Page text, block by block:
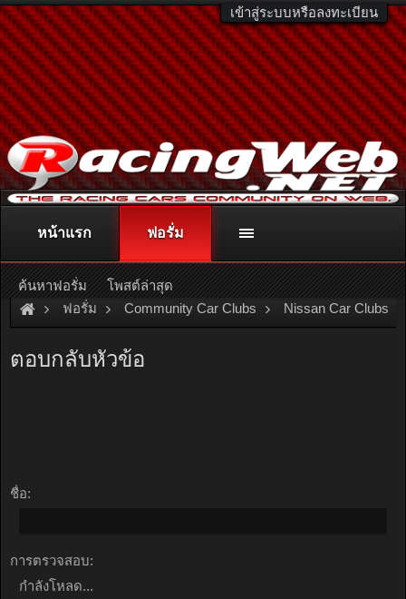
เข้าสู่ระบบหรือลงทะเบียน
ติดต่อลงโฆษณา racingweb@gmail.comหรือโทร. 081-811-1138
หรืออ่านรายละเอียดเพิ่มเติม คลิกที่นี่
ฟอรั่ม Community Car Clubs Nissan Car Clubs
ตอบกลับหัวข้อ
ชื่อ:
การตรวจสอบ:
กำลังโหลด...
หน้าแรก ฟอรั่ม
ค้นหาฟอรั่ม โพสต์ล่าสุด